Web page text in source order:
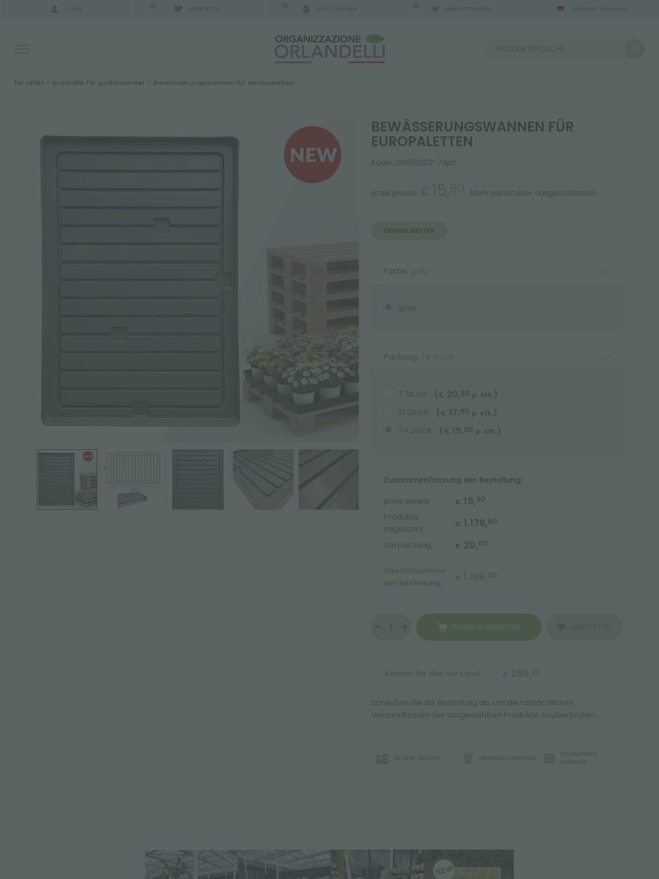
0 0 0
für retail – produkte für gartencenter > bewässerungswannen für europaletten
BEWÄSSERUNGSWANNEN FÜR
EUROPALETTEN
Kode: 291081202-74pz
preis jeweils € 15,90 Mehrwertsteuer ausgeschlossen
EIGENSCHAFTEN
Farbe: grau
grau
Packung: 74 Stück
7 Stück ( € 20, 90 p. stk. )
21 Stück
( € 17, 90 p. stk. )
74 Stück
( € 15, 90 p. stk. )
Zusammenfassung der Bestellung:
preis jeweils
€ 15,90
Produkte
insgesamt
€ 1.176,60
Verpackung € 20,00
Gesamtsumme
der Bestellung
€ 1.196,60
IN DEN WARENKORB
Kosten für den Versand € 259,32
Schließen Sie die Bestellung ab, um die tatsächlichen
Versandkosten der ausgewählten Produkte zu überprüfen.
SICHERE ZAHLUNG ORLANDELLI-GARANTIE
ZUVERLÄSSIGE
LIEFERUNG